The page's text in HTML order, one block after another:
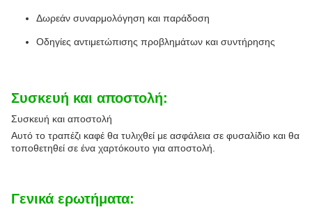
Δωρεάν συναρμολόγηση και παράδοση
Οδηγίες αντιμετώπισης προβλημάτων και συντήρησης
Συσκευή και αποστολή:
Συσκευή και αποστολή
Αυτό το τραπέζι καφέ θα τυλιχθεί με ασφάλεια σε φυσαλίδιο και θα
τοποθετηθεί σε ένα χαρτόκουτο για αποστολή.
Γενικά ερωτήματα: